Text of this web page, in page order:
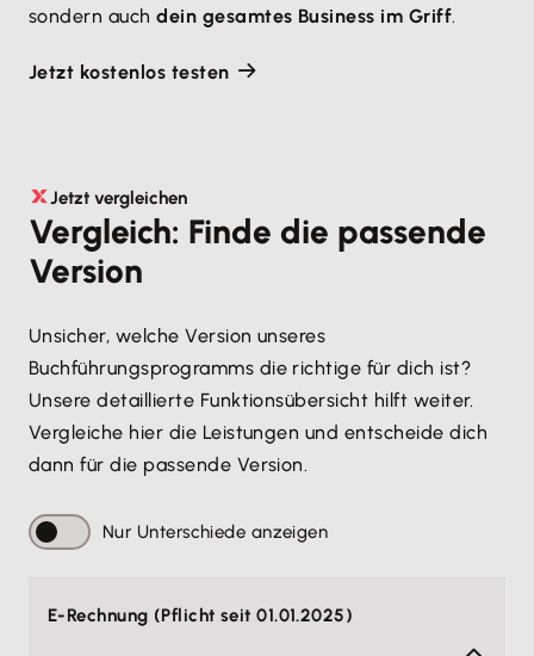
sondern auchdein gesamtes Business im Griff.
Jetzt kostenlos testen
Jetzt vergleichen
Vergleich: Finde die passende
Version
Unsicher, welche Version unseres
Buchführungsprogramms die richtige für dich ist?
Unsere detaillierte Funktionsübersicht hilft weiter.
Vergleiche hier die Leistungen und entscheide dich
dann für die passende Version.
Nur Unterschiede anzeigen
E-Rechnung (Pflicht seit 01.01.2025)